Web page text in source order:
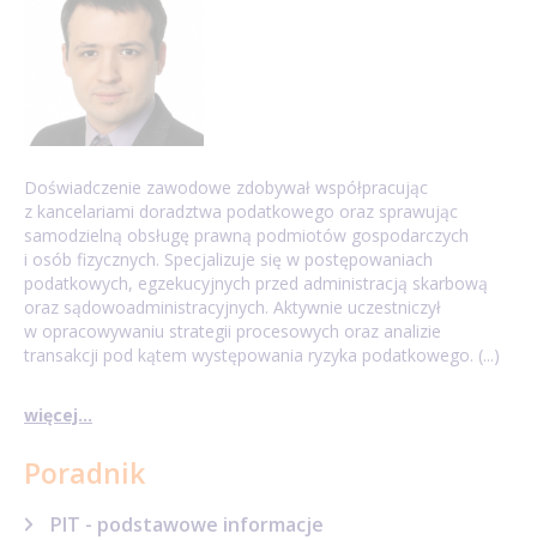
Doświadczenie zawodowe zdobywał współpracując
z kancelariami doradztwa podatkowego oraz sprawując
samodzielną obsługę prawną podmiotów gospodarczych
i osób fizycznych. Specjalizuje się w postępowaniach
podatkowych, egzekucyjnych przed administracją skarbową
oraz sądowoadministracyjnych. Aktywnie uczestniczył
w opracowywaniu strategii procesowych oraz analizie
transakcji pod kątem występowania ryzyka podatkowego. (...)
więcej...
Poradnik
PIT - podstawowe informacje